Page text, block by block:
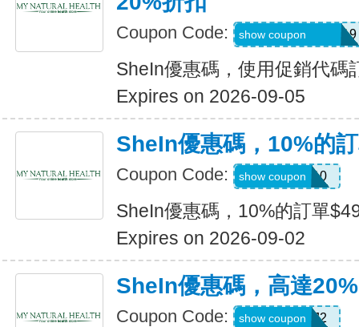
Coupon Code: FRF4saidanais319
show coupon
SheIn優惠碼，使用促銷代碼
Expires on 2026-09-05
SheIn優惠碼，10%的
Coupon Code: 14DAY10
show coupon
SheIn優惠碼，10%的訂單
Expires on 2026-09-02
SheIn優惠碼，高達
Coupon Code: US24J2
show coupon